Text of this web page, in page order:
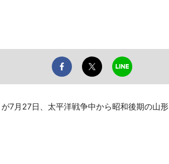
7月27日、太平洋戦争中から昭和後期の山